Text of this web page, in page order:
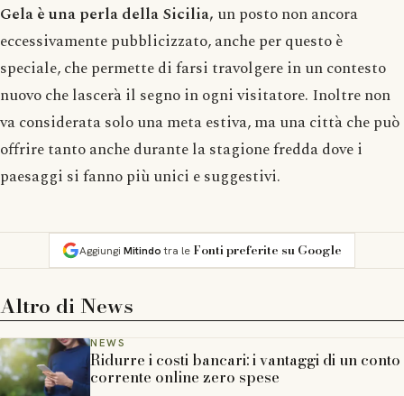
Gela è una perla della Sicilia, un posto non ancora
eccessivamente pubblicizzato, anche per questo è
speciale, che permette di farsi travolgere in un contesto
nuovo che lascerà il segno in ogni visitatore. Inoltre non
va considerata solo una meta estiva, ma una città che può
offrire tanto anche durante la stagione fredda dove i
paesaggi si fanno più unici e suggestivi.
Aggiungi Mitindotra le Fonti preferite su Google
Altro di News
NEWS
Ridurre i costi bancari: i vantaggi di un conto
corrente online zero spese